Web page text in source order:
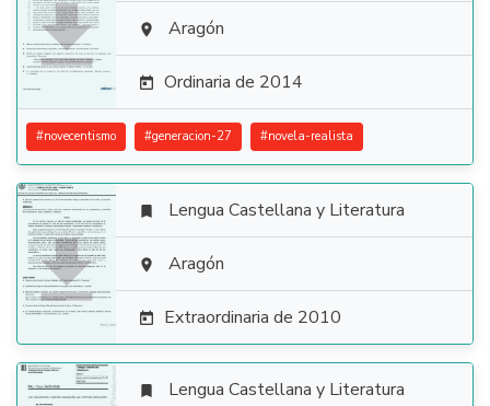
  Aragón
 Ordinaria de 2014
#novecentismo #generacion-27 #novela-realista

 Lengua Castellana y Literatura
 Aragón
 Extraordinaria de 2010
 Lengua Castellana y Literatura